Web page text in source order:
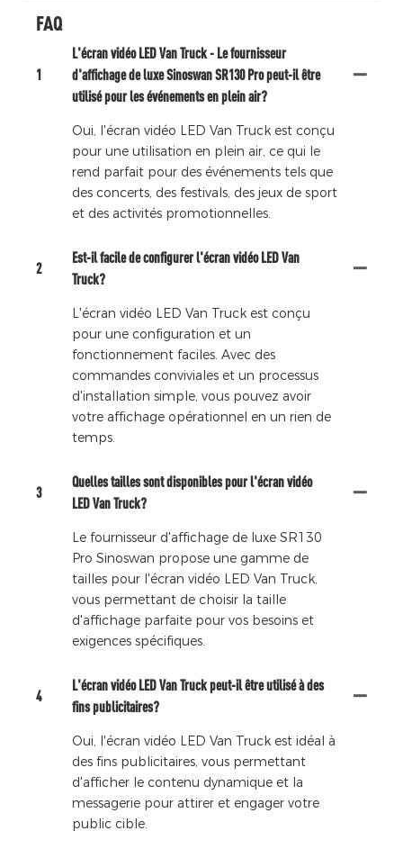
FAQ
1
L'écran vidéo LED Van Truck - Le fournisseur
d'affichage de luxe Sinoswan SR130 Pro peut-il être
utilisé pour les événements en plein air?
Oui, l'écran vidéo LED Van Truck est conçu
pour une utilisation en plein air, ce qui le
rend parfait pour des événements tels que
des concerts, des festivals, des jeux de sport
et des activités promotionnelles.
2
Est-il facile de configurer l'écran vidéo LED Van
Truck?
L'écran vidéo LED Van Truck est conçu
pour une configuration et un
fonctionnement faciles. Avec des
commandes conviviales et un processus
d'installation simple, vous pouvez avoir
votre affichage opérationnel en un rien de
temps.
3
Quelles tailles sont disponibles pour l'écran vidéo
LED Van Truck?
Le fournisseur d'affichage de luxe SR130
Pro Sinoswan propose une gamme de
tailles pour l'écran vidéo LED Van Truck,
vous permettant de choisir la taille
d'affichage parfaite pour vos besoins et
exigences spécifiques.
4
L'écran vidéo LED Van Truck peut-il être utilisé à des
fins publicitaires?
Oui, l'écran vidéo LED Van Truck est idéal à
des fins publicitaires, vous permettant
d'afficher le contenu dynamique et la
messagerie pour attirer et engager votre
public cible.